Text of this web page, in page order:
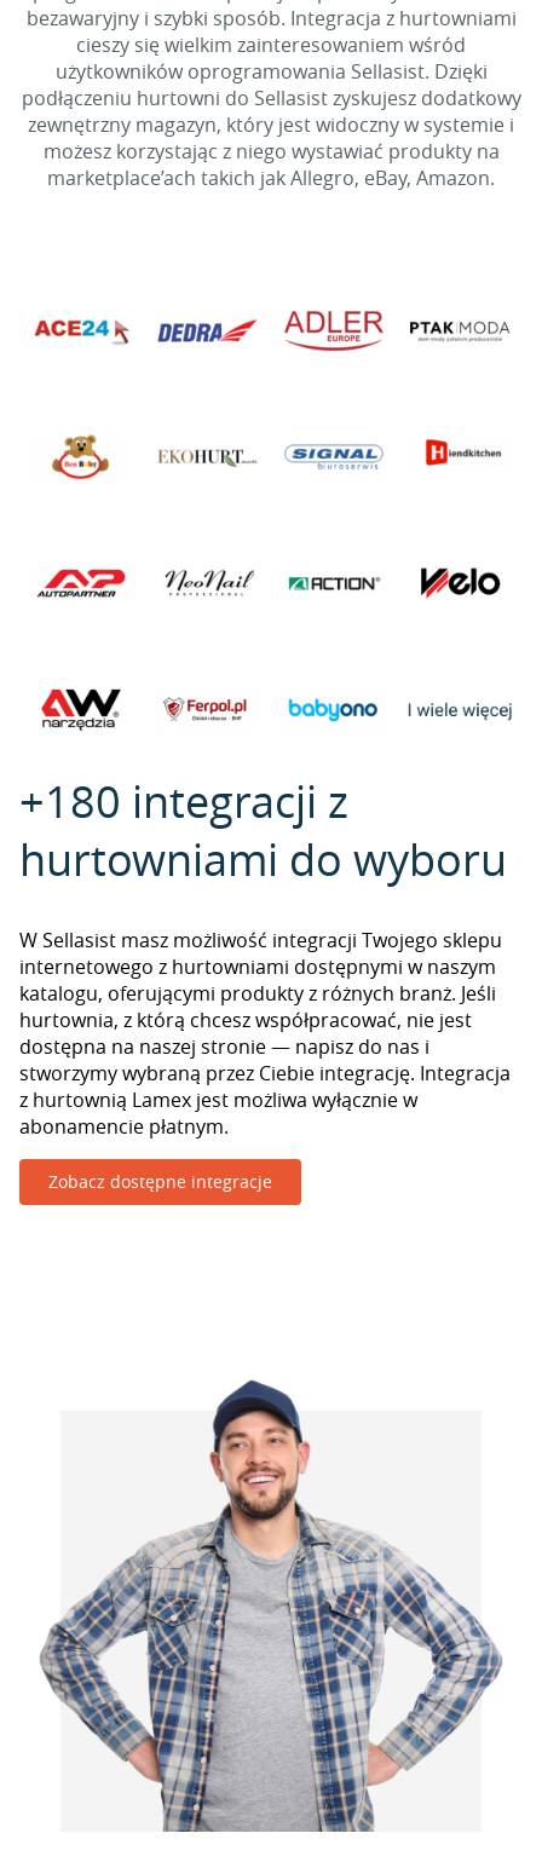
bezawaryjny i szybki sposób. Integracja z hurtowniami
cieszy się wielkim zainteresowaniem wśród
użytkowników oprogramowania Sellasist. Dzięki
podłączeniu hurtowni do Sellasist zyskujesz dodatkowy
zewnętrzny magazyn, który jest widoczny w systemie i
możesz korzystając z niego wystawiać produkty na
marketplace’ach takich jak Allegro, eBay, Amazon.
+180 integracji z
hurtowniami do wyboru
W Sellasist masz możliwość integracji Twojego sklepu
internetowego z hurtowniami dostępnymi w naszym
katalogu, oferującymi produkty z różnych branż. Jeśli
hurtownia, z którą chcesz współpracować, nie jest
dostępna na naszej stronie — napisz do nas i
stworzymy wybraną przez Ciebie integrację. Integracja
z hurtownią Lamex jest możliwa wyłącznie w
abonamencie płatnym.
Zobacz dostępne integracje